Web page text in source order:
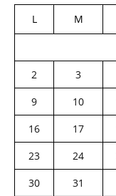
L M
2
3
9
10
16
17
23
24
30
31